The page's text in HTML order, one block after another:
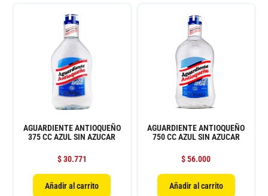
AGUARDIENTE ANTIOQUEÑO
375 CC AZUL SIN AZUCAR
$30.771
Añadir al carrito
AGUARDIENTE ANTIOQUEÑO
750 CC AZUL SIN AZUCAR
$56.000
Añadir al carrito